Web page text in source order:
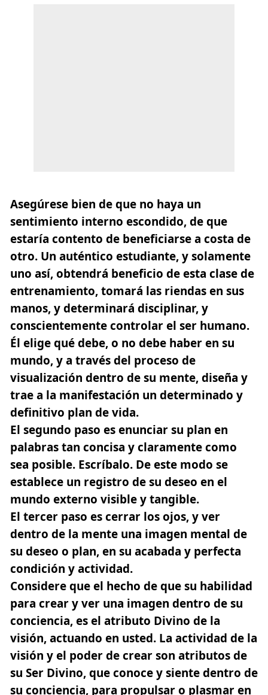
Asegúrese bien de que no haya un
sentimiento interno escondido, de que
estaría contento de beneficiarse a costa de
otro. Un auténtico estudiante, y solamente
uno así, obtendrá beneficio de esta clase de
entrenamiento, tomará las riendas en sus
manos, y determinará disciplinar, y
conscientemente controlar el ser humano.
Él elige qué debe, o no debe haber en su
mundo, y a través del proceso de
visualización dentro de su mente, diseña y
trae a la manifestación un determinado y
definitivo plan de vida.
El segundo paso es enunciar su plan en
palabras tan concisa y claramente como
sea posible. Escríbalo. De este modo se
establece un registro de su deseo en el
mundo externo visible y tangible.
El tercer paso es cerrar los ojos, y ver
dentro de la mente una imagen mental de
su deseo o plan, en su acabada y perfecta
condición y actividad.
Considere que el hecho de que su habilidad
para crear y ver una imagen dentro de su
conciencia, es el atributo Divino de la
visión, actuando en usted. La actividad de la
visión y el poder de crear son atributos de
su Ser Divino, que conoce y siente dentro de
su conciencia, para propulsar o plasmar en